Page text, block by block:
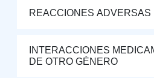
REACCIONES ADVERSAS
INTERACCIONES
DE OTRO GÉNERO